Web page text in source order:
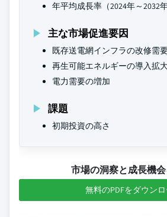
年平均成長率（2024年～2032
主な市場促進要因
既存送電網インフラの改修需
再生可能エネルギーの導入拡
電力需要の増加
課題
初期投資の高さ
市場の洞察と成長機
無料のPDFをダウン